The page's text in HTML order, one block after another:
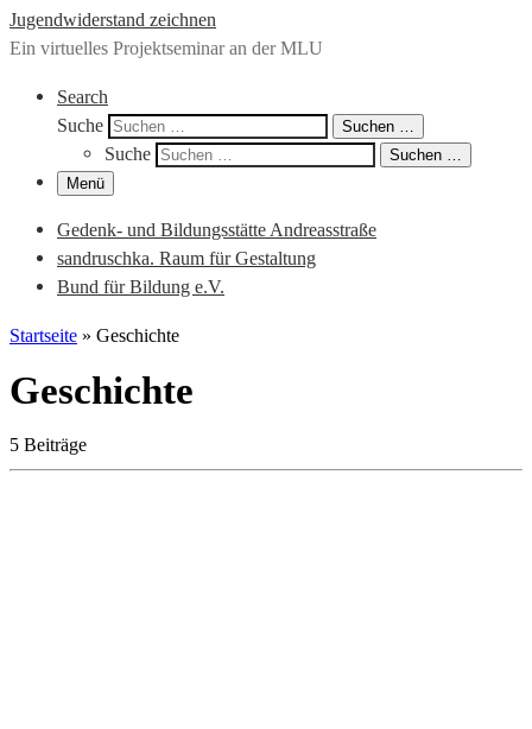
Jugendwiderstand zeichnen
Ein virtuelles Projektseminar an der MLU
Search
Suche
Suchen …
Suche
Suchen …
Menü
Gedenk- und Bildungsstätte Andreasstraße
sandruschka. Raum für Gestaltung
Bund für Bildung e.V.
Startseite » Geschichte
Geschichte
5 Beiträge